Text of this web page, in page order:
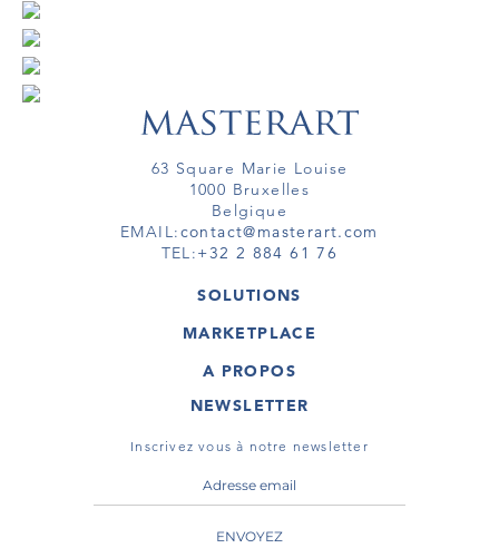
63 Square Marie Louise
1000 Bruxelles
Belgique
EMAIL:contact@masterart.com
TEL:+32 2 884 61 76
SOLUTIONS
GALERIE
ARTISTE
TOUR VIRTUEL
MARKETPLACE
OEUVRES D'ART
TOURS VIRTUELS
A PROPOS
MASTERART
CONDITIONS GÉNÉRALES
NEWSLETTER
Inscrivez vous à notre newsletter
ENVOYEZ